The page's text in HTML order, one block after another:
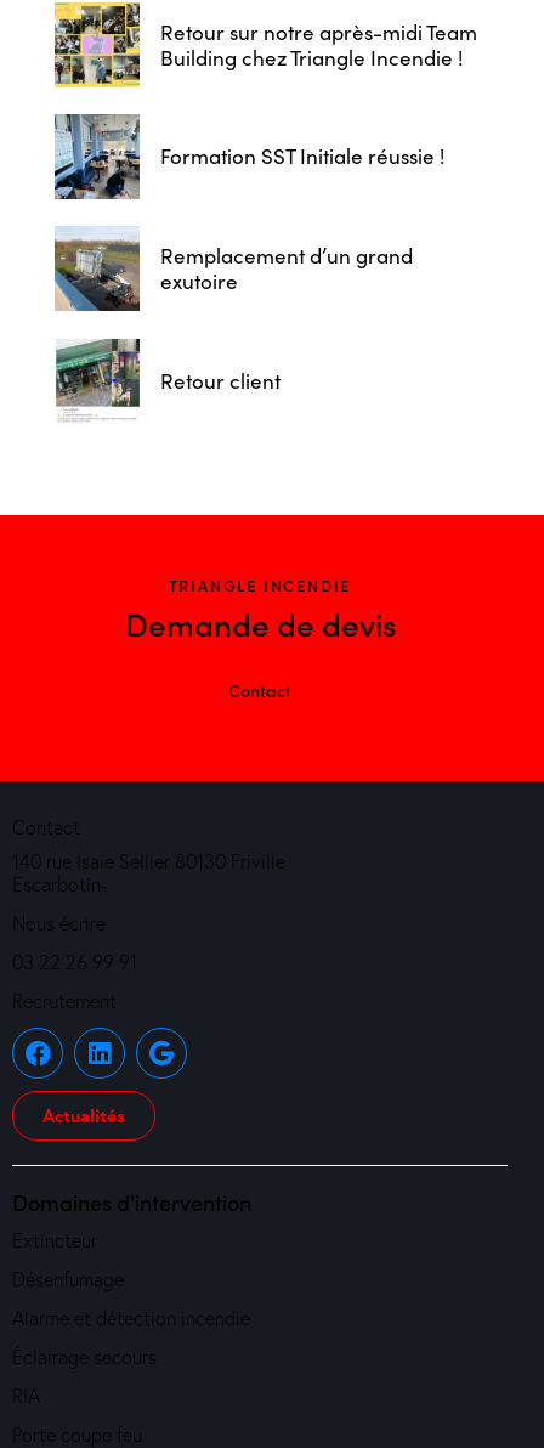
Retour sur notre après-midi Team
Building chez Triangle Incendie !
Formation SST Initiale réussie !
Remplacement d’un grand
exutoire
Retour client
TRIANGLE INCENDIE
Demande de devis
Contact
Contact
140 rue Isaïe Sellier 80130 Friville
Escarbotin-
Nous écrire
03 22 26 99 91
Recrutement
Actualités
Domaines d'intervention
Extincteur
Désenfumage
Alarme et détection incendie
Éclairage secours
RIA
Porte coupe feu